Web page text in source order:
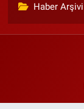
Haber Arşivi